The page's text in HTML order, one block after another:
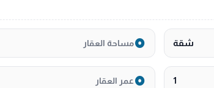
شقة مساحة العقار
1 عمر العقار